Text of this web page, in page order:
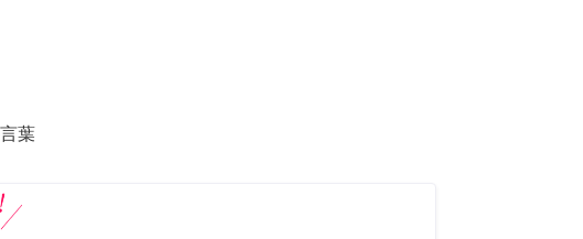
葉